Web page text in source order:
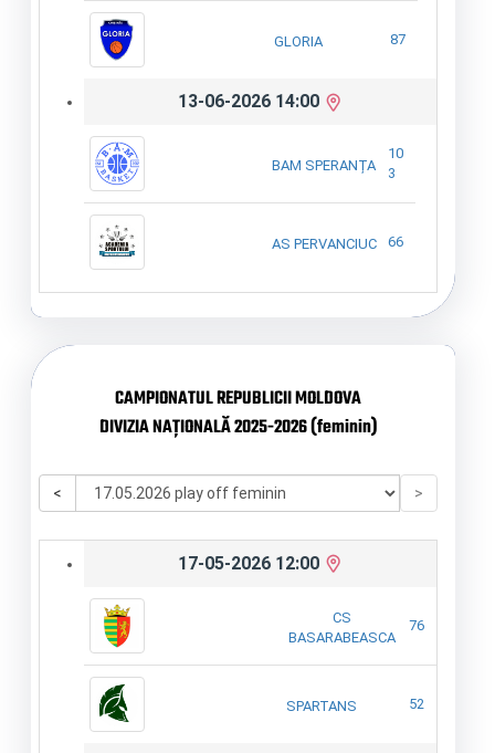
GLORIA 87
13-06-2026 14:00
BAM SPERANȚA
10
3
AS PERVANCIUC 66
CAMPIONATUL REPUBLICII MOLDOVA
DIVIZIA NAȚIONALĂ 2025-2026 (feminin)
< >
17-05-2026 12:00
CS
BASARABEASCA
76
SPARTANS 52